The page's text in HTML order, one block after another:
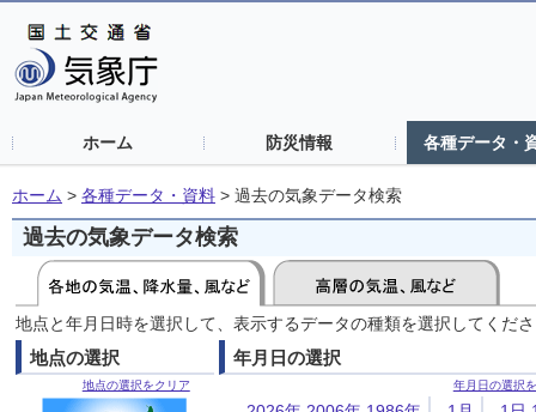
ホーム 防災情報 各種データ・
ホーム > 各種データ・資料 > 過去の気象データ検索
過去の気象データ検索
地点と年月日時を選択して、表示するデータの種類を選択してくだ
地点の選択
地点の選択をクリア
年月日の選択
年月日の選択